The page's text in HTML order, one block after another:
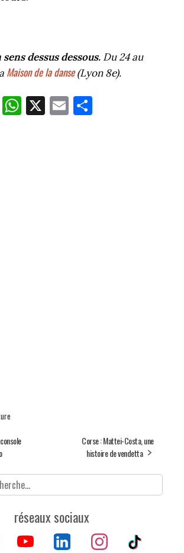
dessus dessous.Du 24 au
Maison de la danse(Lyon 8e).
W
ha
X E
m
Pa
rt
Corse : Mattei-Costa, une
histoire de vendetta
réseaux sociaux